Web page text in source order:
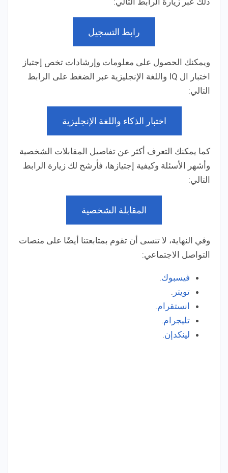
رابط التسجيل
ويمكنك الحصول على معلومات وإرشادات تخص إجتياز
اختبار ال IQ واللغة الإنجليزية عبر الضغط على الرابط
التالي:
اختبار الذكاء واللغة الإنجليزية
كما يمكنك التعرف أكثر عن تفاصيل المقابلات الشخصية
وأشهر الأسئلة وكيفية إجتيازها، فأرشح لك زيارة الرابط
التالي:
المقابلة الشخصية
وفي النهاية، لا تنسى أن تقوم بمتابعتنا أيضًا على منصات
التواصل الاجتماعي:
فيسبوك.
تويتر .
انستقرام.
تليجرام.
لينكدإن.